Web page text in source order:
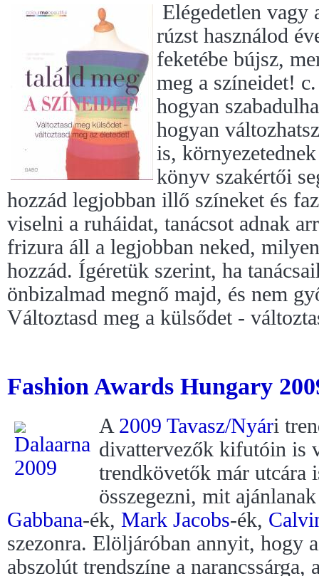
Elégedetlen vagy
rúzst használod
feketébe bújsz,
meg a színeidet!
hogyan
hogyan
is,
könyv szakértői
hozzád legjobban illő színeket és
viselni a ruháidat, tanácsot adnak
frizura áll a legjobban neked,
hozzád. Ígéretük szerint, ha
önbizalmad megnő majd, és nem
Változtasd meg a külsődet -
Fashion Awards Hungary
A 2009 Tavasz/Nyári
divattervezők kifutóin is
trendkövetők már utcára
összegezni, mit
Gabbana-ék, Mark Jacobs-ék,
szezonra. Elöljáróban annyit, hogy
abszolút trendszíne a narancssárga,